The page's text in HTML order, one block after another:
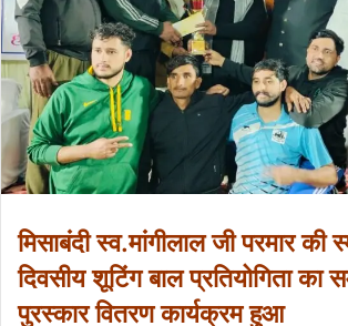
मिसाबंदी स्व.मांगीलाल जी परमार की
दिवसीय शूटिंग बाल प्रतियोगिता का
पुरस्कार वितरण कार्यक्रम हुआ